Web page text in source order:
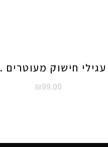
עגילי חישוק מעוטרים .2.
₪99.00